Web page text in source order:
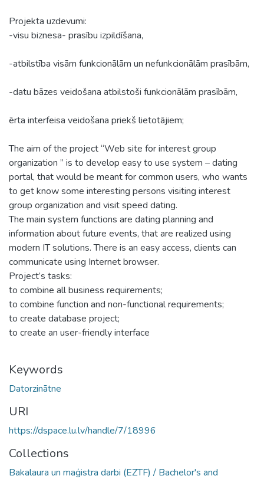
Projekta uzdevumi:
-visu biznesa- prasību izpildīšana,
-atbilstība visām funkcionālām un nefunkcionālām prasībām,
-datu bāzes veidošana atbilstoši funkcionālām prasībām,
ērta interfeisa veidošana priekš lietotājiem;
The aim of the project “Web site for interest group
organization ” is to develop easy to use system – dating
portal, that would be meant for common users, who wants
to get know some interesting persons visiting interest
group organization and visit speed dating.
The main system functions are dating planning and
information about future events, that are realized using
modern IT solutions. There is an easy access, clients can
communicate using Internet browser.
Project’s tasks:
to combine all business requirements;
to combine function and non-functional requirements;
to create database project;
to create an user-friendly interface
Keywords
Datorzinātne
URI
https://dspace.lu.lv/handle/7/18996
Collections
Bakalaura un maģistra darbi (EZTF) / Bachelor's and